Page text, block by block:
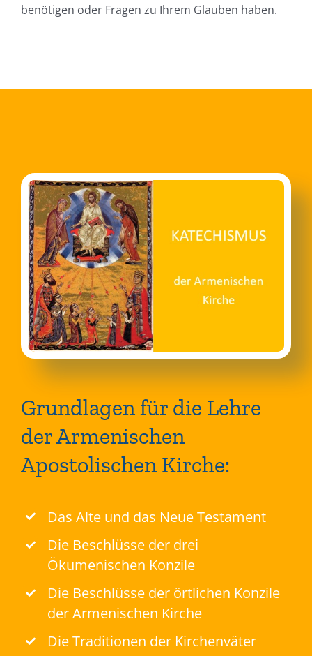
benötigen oder Fragen zu Ihrem Glauben haben.
Grundlagen für die Lehre
der Armenischen
Apostolischen Kirche:
Das Alte und das Neue Testament
Die Beschlüsse der drei
Ökumenischen Konzile
Die Beschlüsse der örtlichen Konzile
der Armenischen Kirche
Die Traditionen der Kirchenväter